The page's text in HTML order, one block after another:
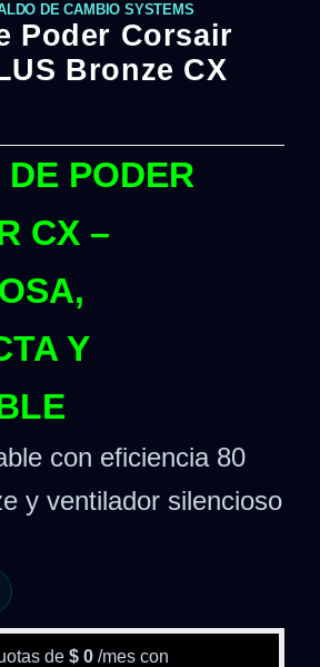
DE CAMBIO SYSTEMS
Poder Corsair
Bronze CX
PODER
CX –
Y
con eficiencia 80
y ventilador silencioso
de $ 0 /mes con